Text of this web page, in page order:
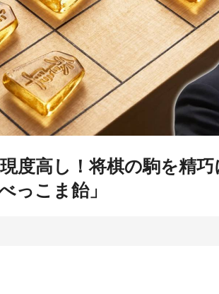
度高し！将棋の駒を精
っこま飴」